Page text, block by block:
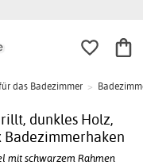
das Badezimmer >
dunkles Holz,
Badezimmerhaken
mit schwarzem Rahmen